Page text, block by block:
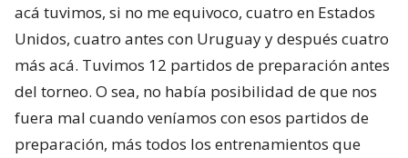
acá tuvimos, si no me equivoco, cuatro en Estados
Unidos, cuatro antes con Uruguay y después cuatro
más acá. Tuvimos 12 partidos de preparación antes
del torneo. O sea, no había posibilidad de que nos
fuera mal cuando veníamos con esos partidos de
preparación, más todos los entrenamientos que